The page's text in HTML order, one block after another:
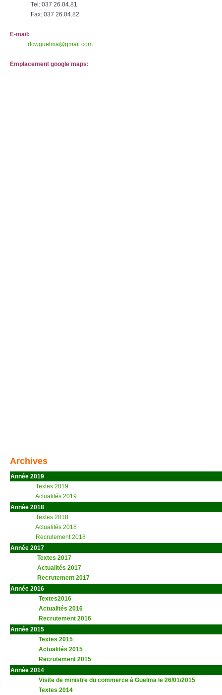
Tel: 037 26.04.81
Fax: 037 26.04.82
E-mail:
dcwguelma@gmail.com
Emplacement google maps:
Archives
Année 2019
Textes 2019
Actualités 2019
Année 2018
Textes 2018
Actualités 2018
Recrutement 2018
Année 2017
Textes 2017
Actualités 2017
Recrutement 2017
Année 2016
Textes2016
Actualités 2016
Recrutement 2016
Année 2015
Textes 2015
Actualités 2015
Recrutement 2015
Année 2014
Visite de ministre du commerce à Guelma le 26/01/2015
Textes 2014